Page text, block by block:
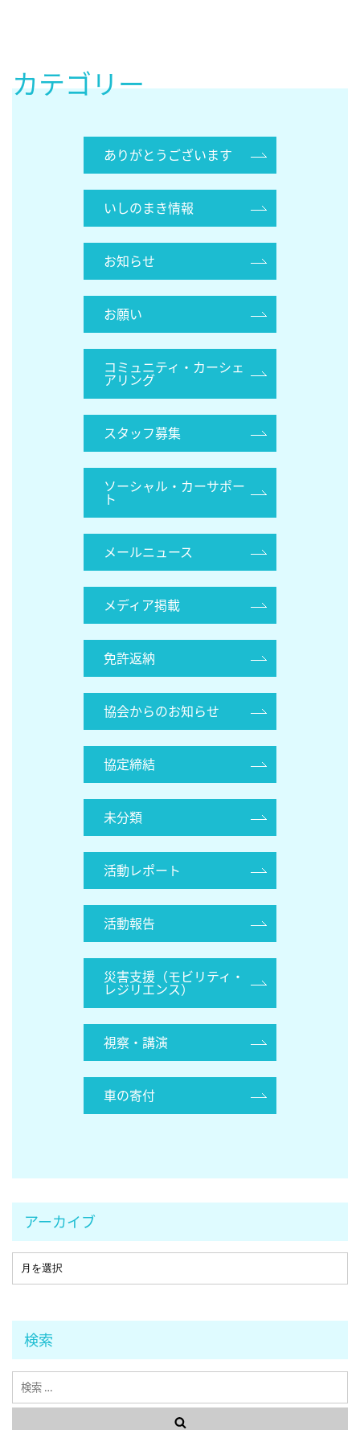
カテゴリー
ありがとうございます
いしのまき情報
お知らせ
お願い
コミュニティ・カーシェ
アリング
スタッフ募集
ソーシャル・カーサポー
ト
メールニュース
メディア掲載
免許返納
協会からのお知らせ
協定締結
未分類
活動レポート
活動報告
災害支援（モビリティ・
レジリエンス）
視察・講演
車の寄付
アーカイブ
検索